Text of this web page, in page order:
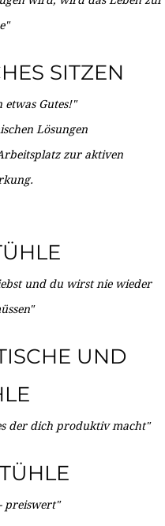
SITZEN
etwas Gutes!"
Lösungen
zur aktiven
und du wirst nie wieder
UND
der dich produktiv macht"
preiswert"